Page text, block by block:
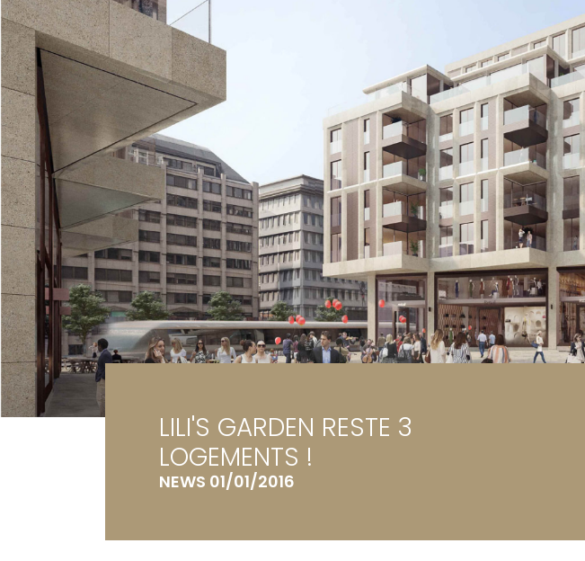
Immeuble de rapport
Bureau
Commerce
Garage / Parking
Terrain
Bureau
Commerce
Garage /
LILI'S GARDEN RESTE 3
LOGEMENTS !
NEWS 01/01/2016